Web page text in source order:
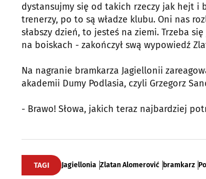
dystansujmy się od takich rzeczy jak hejt i
trenerzy, po to są władze klubu. Oni nas
słabszy dzień, to jesteś na ziemi. Trzeba
na boiskach - zakończył swą wypowiedź
Na nagranie bramkarza Jagiellonii
akademii Dumy Podlasia, czyli Grzegorz
- Brawo! Słowa, jakich teraz najbardziej
TAGI Jagiellonia Zlatan Alomerović bramkarz